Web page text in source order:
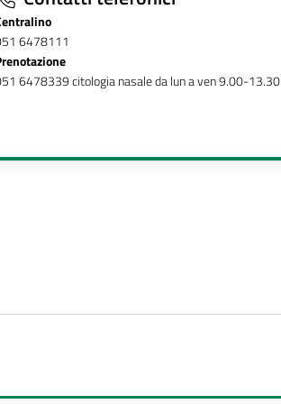
6478111
6478339 citologia nasale da lun a ven 9.00-13.30